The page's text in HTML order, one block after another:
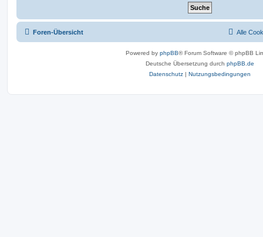
Foren-Übersicht Alle
Powered by phpBB® Forum Software © phpBB
Deutsche Übersetzung durch phpBB.de
Datenschutz | Nutzungsbedingungen